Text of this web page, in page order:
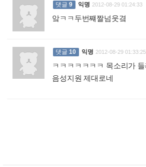
댓글 9 익명 2012-08-29 01:24:33
앜ㅋㅋ두번쨰짤넘웃곀
댓글 10 익명 2012-08-29 01:33:25
ㅋㅋㅋㅋㅋㅋㅋ 목소리가
음성지원 제대로네